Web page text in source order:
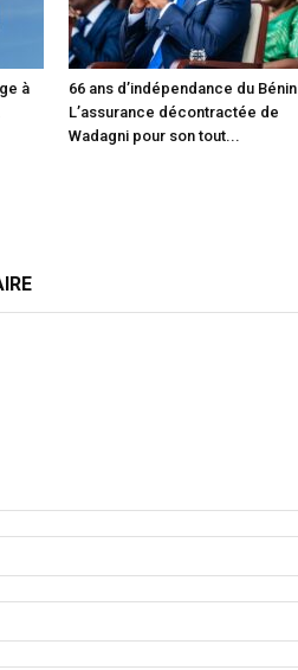
à
66 ans d’indépendance du Bénin
L’assurance décontractée de
Wadagni pour son tout...